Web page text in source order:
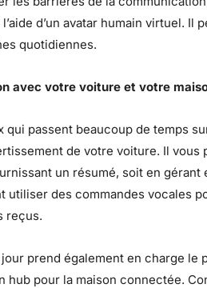
d’un avatar humain virtuel.
quotidiennes.
avec votre voiture et votre
qui passent beaucoup de temps
de votre voiture. Il vous
un résumé, soit en gérant
utiliser des commandes vocales
reçus.
jour prend également en charge le
hub pour la maison connectée.